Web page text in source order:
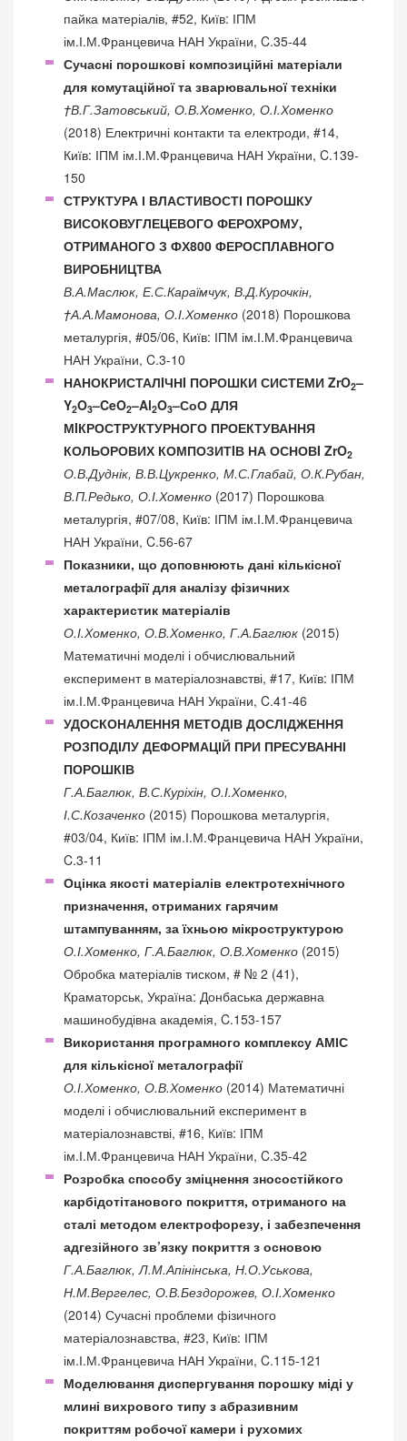
пайка матеріалів, #52, Київ: ІПМ
ім.І.М.Францевича НАН України, C.35-44
Сучасні порошкові композиційні матеріали
для комутаційної та зварювальної техніки
†В.Г.Затовський, О.В.Хоменко, О.І.Хоменко
(2018) Електричні контакти та електроди, #14,
Київ: ІПМ ім.І.М.Францевича НАН України, C.139-
150
СТРУКТУРА І ВЛАСТИВОСТІ ПОРОШКУ
ВИСОКОВУГЛЕЦЕВОГО ФЕРОХРОМУ,
ОТРИМАНОГО З ФХ800 ФЕРОСПЛАВНОГО
ВИРОБНИЦТВА
В.А.Маслюк, Е.С.Караїмчук, В.Д.Курочкін,
†А.А.Мамонова, О.І.Хоменко (2018) Порошкова
металургія, #05/06, Київ: ІПМ ім.І.М.Францевича
НАН України, C.3-10
НАНОКРИСТАЛIЧНI ПОРОШКИ СИСТЕМИ ZrO2–
Y2O3–CeO2–Al2O3–СоО ДЛЯ
МIКРОСТРУКТУРНОГО ПРОЕКТУВАННЯ
КОЛЬОРОВИХ КОМПОЗИТIВ НА ОСНОВI ZrO2
О.В.Дуднік, В.В.Цукренко, М.С.Глабай, О.К.Рубан,
В.П.Редько, О.І.Хоменко (2017) Порошкова
металургія, #07/08, Київ: ІПМ ім.І.М.Францевича
НАН України, C.56-67
Показники, що доповнюють дані кількісної
металографії для аналізу фізичних
характеристик матеріалів
О.І.Хоменко, О.В.Хоменко, Г.А.Баглюк (2015)
Математичні моделі і обчислювальний
експеримент в матеріалознавстві, #17, Київ: ІПМ
ім.І.М.Францевича НАН України, C.41-46
УДОСКОНАЛЕННЯ МЕТОДІВ ДОСЛІДЖЕННЯ
РОЗПОДІЛУ ДЕФОРМАЦІЙ ПРИ ПРЕСУВАННІ
ПОРОШКІВ
Г.А.Баглюк, В.С.Куріхін, О.І.Хоменко,
І.С.Козаченко (2015) Порошкова металургія,
#03/04, Київ: ІПМ ім.І.М.Францевича НАН України,
C.3-11
Оцінка якості матеріалів електротехнічного
призначення, отриманих гарячим
штампуванням, за їхньою мікроструктурою
О.І.Хоменко, Г.А.Баглюк, О.В.Хоменко (2015)
Обробка матеріалів тиском, # № 2 (41),
Краматорськ, Україна: Донбаська державна
машинобудівна академія, C.153-157
Використання програмного комплексу АМІС
для кількісної металографії
О.І.Хоменко, О.В.Хоменко (2014) Математичні
моделі і обчислювальний експеримент в
матеріалознавстві, #16, Київ: ІПМ
ім.І.М.Францевича НАН України, C.35-42
Розробка способу зміцнення зносостійкого
карбідотітанового покриття, отриманого на
сталі методом електрофорезу, і забезпечення
адгезійного зв’язку покриття з основою
Г.А.Баглюк, Л.М.Апінінська, Н.О.Уськова,
Н.М.Вергелес, О.В.Бездорожев, О.І.Хоменко
(2014) Сучасні проблеми фізичного
матеріалознавства, #23, Київ: ІПМ
ім.І.М.Францевича НАН України, C.115-121
Моделювання диспергування порошку міді у
млині вихрового типу з абразивним
покриттям робочої камери і рухомих